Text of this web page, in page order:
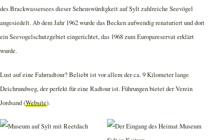
des Brackwassersees dieser Sehenswürdigkeit auf Sylt zahlreiche Seevögel
angesiedelt. Ab dem Jahr 1962 wurde das Becken aufwendig renaturiert und dort
ein Seevogelschutzgebiet eingerichtet, das 1968 zum Europareservat erklärt
wurde.
Lust auf eine Fahrradtour? Beliebt ist vor allem der ca. 9 Kilometer lange
Deichrundweg, der perfekt für eine Radtour ist. Führungen bietet der Verein
Jordsand (Website).